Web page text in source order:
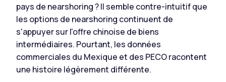
pays de nearshoring ? Il semble contre-intuitif que
les options de nearshoring continuent de
s'appuyer sur l'offre chinoise de biens
intermédiaires. Pourtant, les données
commerciales du Mexique et des PECO racontent
une histoire légèrement différente.